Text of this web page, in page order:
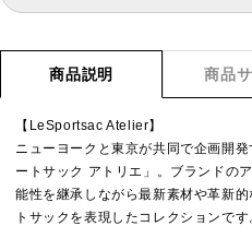
商品説明 商品
【LeSportsac Atelier】
ニューヨークと東京が共同で企画開
ートサック アトリエ」。ブランドの
能性を継承しながら最新素材や革新
トサックを表現したコレクションです